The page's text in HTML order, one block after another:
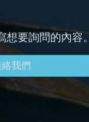
要詢問的內容。
我們